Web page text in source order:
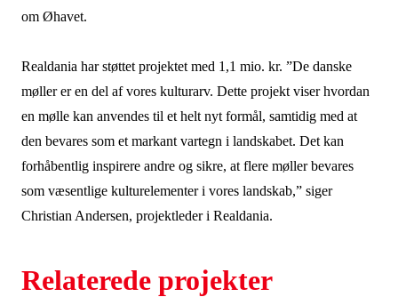
om Øhavet.
Realdania har støttet projektet med 1,1 mio. kr. ”De danske
møller er en del af vores kulturarv. Dette projekt viser hvordan
en mølle kan anvendes til et helt nyt formål, samtidig med at
den bevares som et markant vartegn i landskabet. Det kan
forhåbentlig inspirere andre og sikre, at flere møller bevares
som væsentlige kulturelementer i vores landskab,” siger
Christian Andersen, projektleder i Realdania.
Relaterede projekter